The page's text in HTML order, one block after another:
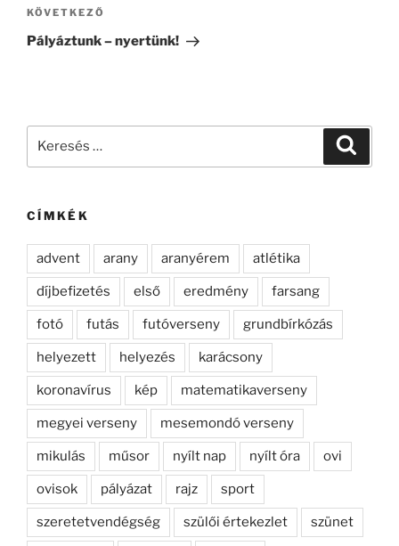
Következő
bejegyzés
KÖVETKEZŐ
Pályáztunk – nyertünk!
CÍMKÉK
advent arany aranyérem atlétika
díjbefizetés első eredmény farsang
fotó futás futóverseny grundbírkózás
helyezett helyezés karácsony
koronavírus kép matematikaverseny
megyei verseny mesemondó verseny
mikulás műsor nyílt nap nyílt óra ovi
ovisok pályázat rajz sport
szeretetvendégség szülői értekezlet szünet